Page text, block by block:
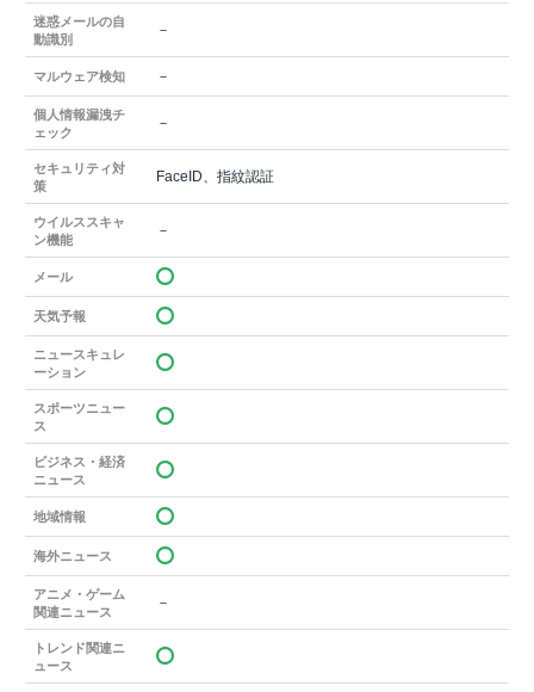
迷惑メールの自
動識別
－
マルウェア検知 －
個人情報漏洩チ
ェック
－
セキュリティ対
策
FaceID、指紋認証
ウイルススキャ
ン機能
－
メール
天気予報
ニュースキュレ
ーション
スポーツニュー
ス
ビジネス・経済
ニュース
地域情報
海外ニュース
アニメ・ゲーム
関連ニュース
－
トレンド関連ニ
ュース